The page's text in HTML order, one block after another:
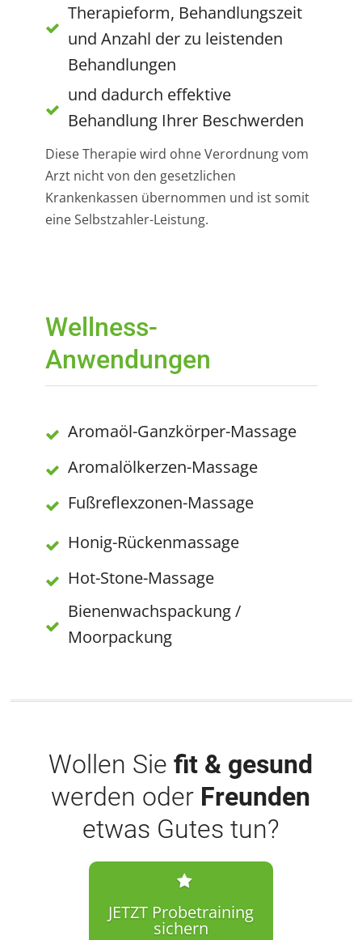
Therapieform, Behandlungszeit
und Anzahl der zu leistenden
Behandlungen
und dadurch effektive
Behandlung Ihrer Beschwerden
Diese Therapie wird ohne Verordnung vom
Arzt nicht von den gesetzlichen
Krankenkassen übernommen und ist somit
eine Selbstzahler-Leistung.
Wellness-
Anwendungen
Aromaöl-Ganzkörper-Massage
Aromalölkerzen-Massage
Fußreflexzonen-Massage
Honig-Rückenmassage
Hot-Stone-Massage
Bienenwachspackung /
Moorpackung
Wollen Siefit & gesund
werden oder Freunden
etwas Gutes tun?
JETZT Probetraining
sichern